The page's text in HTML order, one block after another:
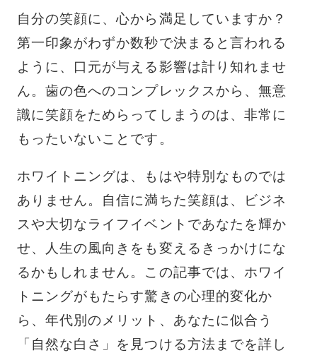
自分の笑顔に、心から満足していますか？
第一印象がわずか数秒で決まると言われる
ように、口元が与える影響は計り知れませ
ん。歯の色へのコンプレックスから、無意
識に笑顔をためらってしまうのは、非常に
もったいないことです。
ホワイトニングは、もはや特別なものでは
ありません。自信に満ちた笑顔は、ビジネ
スや大切なライフイベントであなたを輝か
せ、人生の風向きをも変えるきっかけにな
るかもしれません。この記事では、ホワイ
トニングがもたらす驚きの心理的変化か
ら、年代別のメリット、あなたに似合う
「自然な白さ」を見つける方法までを詳し